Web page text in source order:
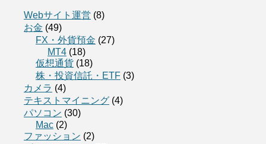
Webサイト運営 (8)
お金 (49)
FX・外貨預金 (27)
MT4 (18)
仮想通貨 (18)
株・投資信託・ETF (3)
カメラ (4)
テキストマイニング (4)
パソコン (30)
Mac (2)
ファッション (2)